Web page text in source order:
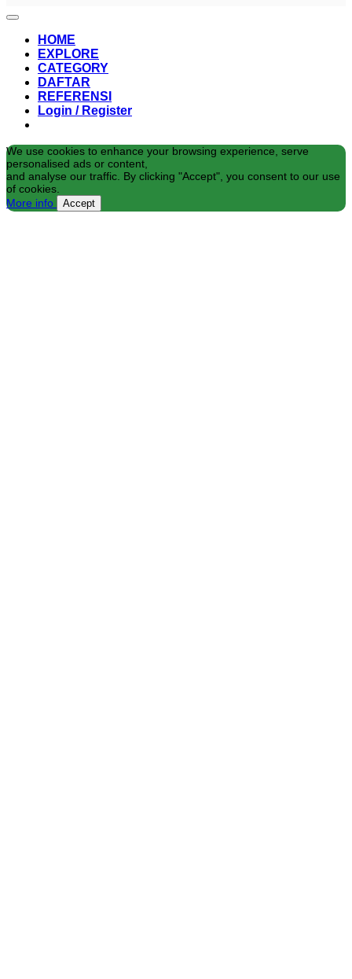
HOME
EXPLORE
CATEGORY
DAFTAR
REFERENSI
Login / Register
We use cookies to enhance your browsing experience, serve
personalised ads or content,
and analyse our traffic. By clicking "Accept", you consent to our use
of cookies.
More info
Accept